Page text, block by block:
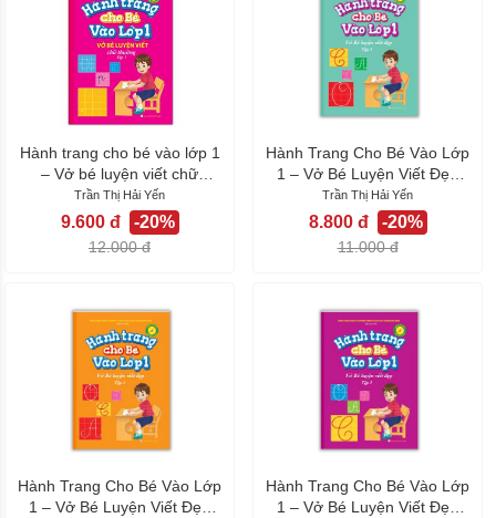
Hành trang cho bé vào lớp 1
– Vở bé luyện viết chữ
thường...
Trần Thị Hải Yến
9.600 đ -20%
12.000 đ
Hành Trang Cho Bé Vào Lớp
1 – Vở Bé Luyện Viết Đẹp
(Tập 3)
Trần Thị Hải Yến
8.800 đ -20%
11.000 đ
Hành Trang Cho Bé Vào Lớp
1 – Vở Bé Luyện Viết Đẹp
Hành Trang Cho Bé Vào Lớp
1 – Vở Bé Luyện Viết Đẹp